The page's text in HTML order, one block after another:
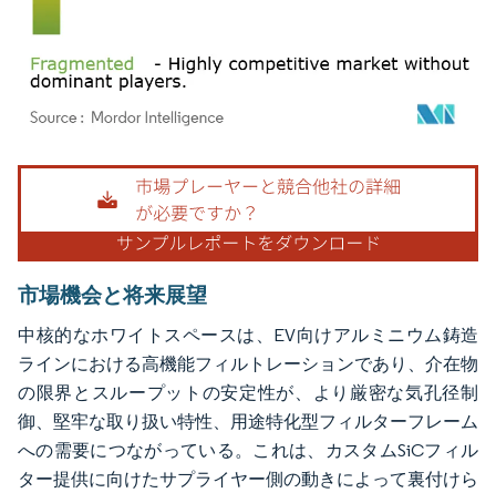
画像 © Mordor Intelligence。再利用にはCC BY 4.0の表示が必要です。
市場機会と将来展望
中核的なホワイトスペースは、EV向けアルミニウム鋳造
ラインにおける高機能フィルトレーションであり、介在物
の限界とスループットの安定性が、より厳密な気孔径制
御、堅牢な取り扱い特性、用途特化型フィルターフレーム
への需要につながっている。これは、カスタムSiCフィル
ター提供に向けたサプライヤー側の動きによって裏付けら